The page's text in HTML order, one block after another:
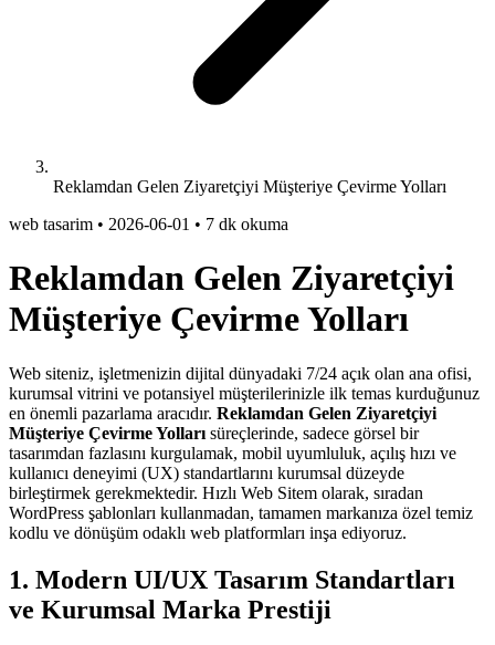
Reklamdan Gelen Ziyaretçiyi Müşteriye Çevirme Yolları
web tasarim • 2026-06-01 • 7 dk okuma
Reklamdan Gelen Ziyaretçiyi
Müşteriye Çevirme Yolları
Web siteniz, işletmenizin dijital dünyadaki 7/24 açık olan ana ofisi,
kurumsal vitrini ve potansiyel müşterilerinizle ilk temas kurduğunuz
en önemli pazarlama aracıdır. Reklamdan Gelen Ziyaretçiyi
Müşteriye Çevirme Yolları süreçlerinde, sadece görsel bir
tasarımdan fazlasını kurgulamak, mobil uyumluluk, açılış hızı ve
kullanıcı deneyimi (UX) standartlarını kurumsal düzeyde
birleştirmek gerekmektedir. Hızlı Web Sitem olarak, sıradan
WordPress şablonları kullanmadan, tamamen markanıza özel temiz
kodlu ve dönüşüm odaklı web platformları inşa ediyoruz.
1. Modern UI/UX Tasarım Standartları
ve Kurumsal Marka Prestiji